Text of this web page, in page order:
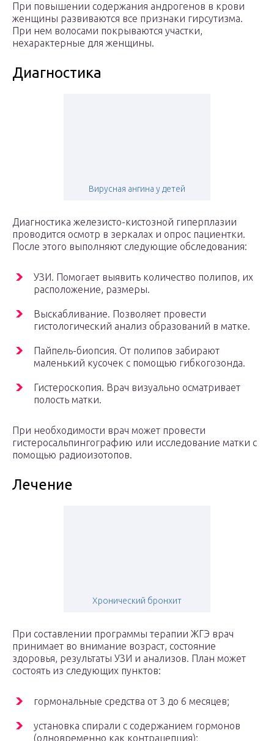
При повышении содержания андрогенов в крови
женщины развиваются все признаки гирсутизма.
При нем волосами покрываются участки,
нехарактерные для женщины.
Диагностика
Вирусная ангина у детей
Диагностика железисто-кистозной гиперплазии
проводится осмотр в зеркалах и опрос пациентки.
После этого выполняют следующие обследования:
УЗИ. Помогает выявить количество полипов, их
расположение, размеры.
Выскабливание. Позволяет провести
гистологический анализ образований в матке.
Пайпель-биопсия. От полипов забирают
маленький кусочек с помощью гибкогозонда.
Гистероскопия. Врач визуально осматривает
полость матки.
При необходимости врач может провести
гистеросальпингографию или исследование матки с
помощью радиоизотопов.
Лечение
Хронический бронхит
При составлении программы терапии ЖГЭ врач
принимает во внимание возраст, состояние
здоровья, результаты УЗИ и анализов. План может
состоять из следующих пунктов:
гормональные средства от 3 до 6 месяцев;
установка спирали с содержанием гормонов
(одновременно как контрацепция);